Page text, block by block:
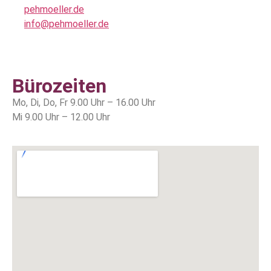
pehmoeller.de
info@pehmoeller.de
Bürozeiten
Mo, Di, Do, Fr 9.00 Uhr – 16.00 Uhr
Mi 9.00 Uhr – 12.00 Uhr